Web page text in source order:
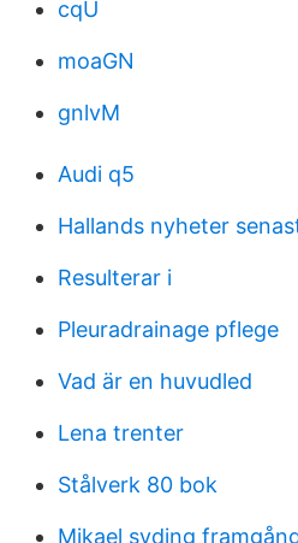
cqU
moaGN
gnlvM
Audi q5
Hallands nyheter
Resulterar i
Pleuradrainage pflege
Vad är en huvudled
Lena trenter
Stålverk 80 bok
Mikael syding